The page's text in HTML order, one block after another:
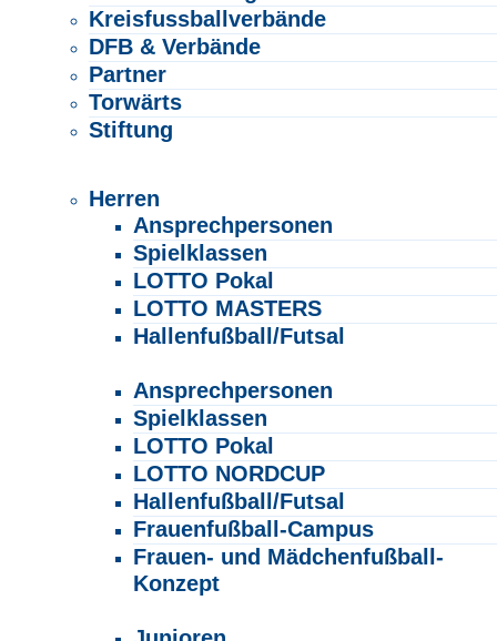
Kreisfussballverbände
DFB & Verbände
Partner
Torwärts
Stiftung
Herren
Ansprechpersonen
Spielklassen
LOTTO Pokal
LOTTO MASTERS
Hallenfußball/Futsal
Ansprechpersonen
Spielklassen
LOTTO Pokal
LOTTO NORDCUP
Hallenfußball/Futsal
Frauenfußball-Campus
Frauen- und Mädchenfußball-
Konzept